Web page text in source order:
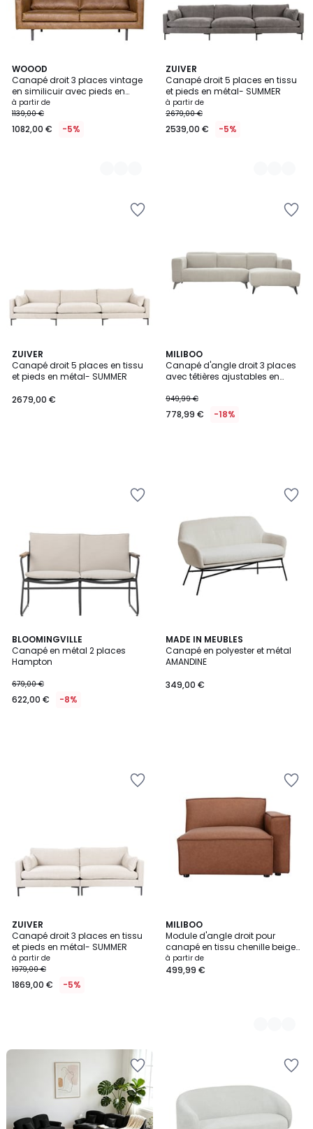
WOOOD
Canapé droit 3 places vintage
en similicuir avec pieds en
métal- BRONCO
à partir de
1139,00 €
1082,00 € -5%
3
Couleurs
ZUIVER
Canapé droit 5 places en tissu
et pieds en métal- SUMMER
à partir de
2679,00 €
2539,00 € -5%
3
Couleurs
ZUIVER
Canapé droit 5 places en tissu
et pieds en métal- SUMMER
2679,00 €
MILIBOO
Canapé d'angle droit 3 places
avec têtières ajustables en
NORELL
949,99 €
778,99 € -18%
BLOOMINGVILLE
Canapé en métal 2 places
Hampton
679,00 €
622,00 € -8%
MADE IN MEUBLES
Canapé en polyester et métal
AMANDINE
349,00 €
ZUIVER
Canapé droit 3 places en tissu
et pieds en métal- SUMMER
à partir de
1979,00 €
1869,00 € -5%
MILIBOO
Module d'angle droit pour
canapé en tissu chenille beige
SPLIT
à partir de
499,99 €
2
Couleurs